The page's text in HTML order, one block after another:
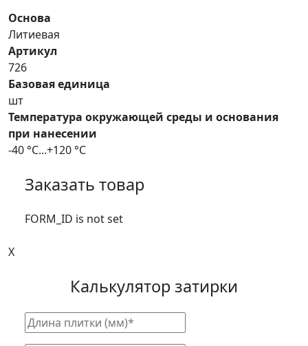
Основа
Литиевая
Артикул
726
Базовая единица
шт
Температура окружающей среды и основания
при нанесении
-40 °С...+120 °С
Заказать товар
FORM_ID is not set
X
Калькулятор затирки